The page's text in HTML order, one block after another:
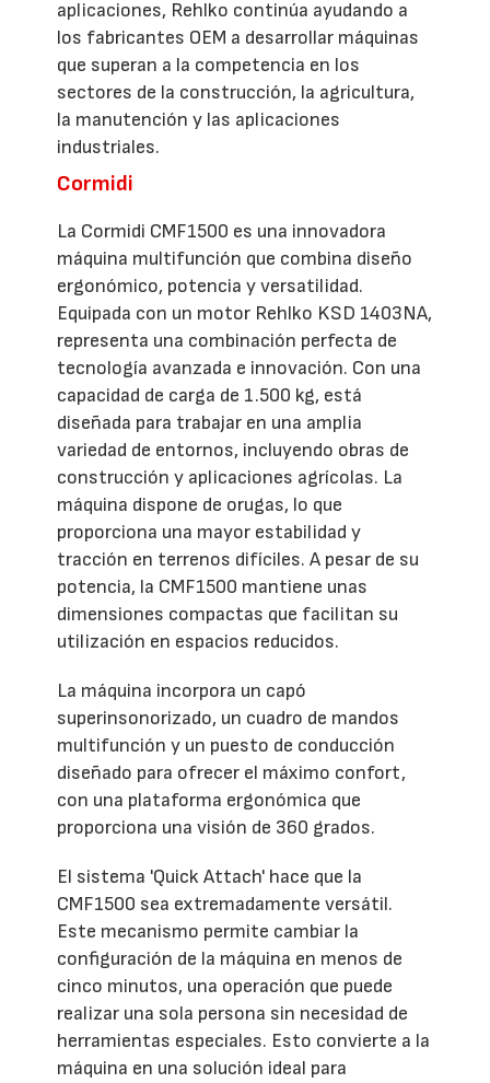
aplicaciones, Rehlko continúa ayudando a
los fabricantes OEM a desarrollar máquinas
que superan a la competencia en los
sectores de la construcción, la agricultura,
la manutención y las aplicaciones
industriales.
Cormidi
La Cormidi CMF1500 es una innovadora
máquina multifunción que combina diseño
ergonómico, potencia y versatilidad.
Equipada con un motor Rehlko KSD 1403NA,
representa una combinación perfecta de
tecnología avanzada e innovación. Con una
capacidad de carga de 1.500 kg, está
diseñada para trabajar en una amplia
variedad de entornos, incluyendo obras de
construcción y aplicaciones agrícolas. La
máquina dispone de orugas, lo que
proporciona una mayor estabilidad y
tracción en terrenos difíciles. A pesar de su
potencia, la CMF1500 mantiene unas
dimensiones compactas que facilitan su
utilización en espacios reducidos.
La máquina incorpora un capó
superinsonorizado, un cuadro de mandos
multifunción y un puesto de conducción
diseñado para ofrecer el máximo confort,
con una plataforma ergonómica que
proporciona una visión de 360 grados.
El sistema 'Quick Attach' hace que la
CMF1500 sea extremadamente versátil.
Este mecanismo permite cambiar la
configuración de la máquina en menos de
cinco minutos, una operación que puede
realizar una sola persona sin necesidad de
herramientas especiales. Esto convierte a la
máquina en una solución ideal para